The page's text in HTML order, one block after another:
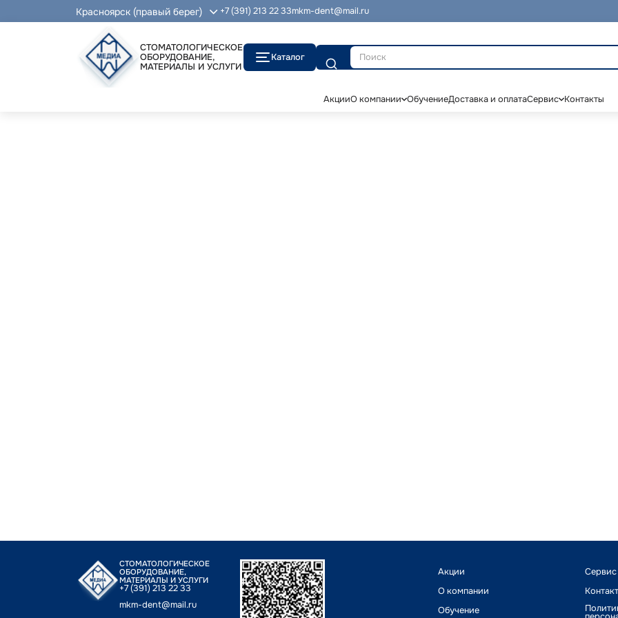
Красноярск (правый берег) +7 (391) 213 22 33mkm-dent@mail.ru
СТОМАТОЛОГИЧЕСКОЕ
ОБОРУДОВАНИЕ,
МАТЕРИАЛЫ И УСЛУГИ
Каталог
Поиск
АкцииО компании ОбучениеДоставка и оплатаСервис Контакты
СТОМАТОЛОГИЧЕСКОЕ
ОБОРУДОВАНИЕ,
МАТЕРИАЛЫ И УСЛУГИ
+7 (391) 213 22 33
mkm-dent@mail.ru
Акции
О компании
Обучение
Сервис